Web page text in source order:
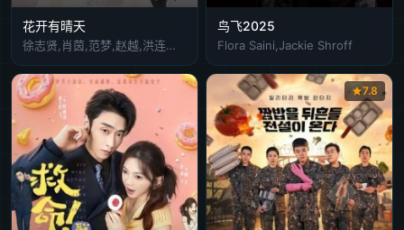
花开有晴天
徐志贤,肖茵,范梦,赵越,洪连城,李纯洱,曲澔濬
鸟飞2025
Flora Saini,Jackie Shroff
7.8